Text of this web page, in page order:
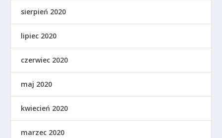
sierpień 2020
lipiec 2020
czerwiec 2020
maj 2020
kwiecień 2020
marzec 2020